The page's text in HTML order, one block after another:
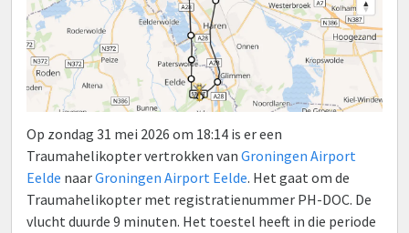
Op zondag 31 mei 2026 om 18:14 is er een
Traumahelikopter vertrokken van Groningen Airport
Eelde naarGroningen Airport Eelde. Het gaat om de
Traumahelikopter met registratienummer PH-DOC. De
vlucht duurde 9 minuten. Het toestel heeft in die periode